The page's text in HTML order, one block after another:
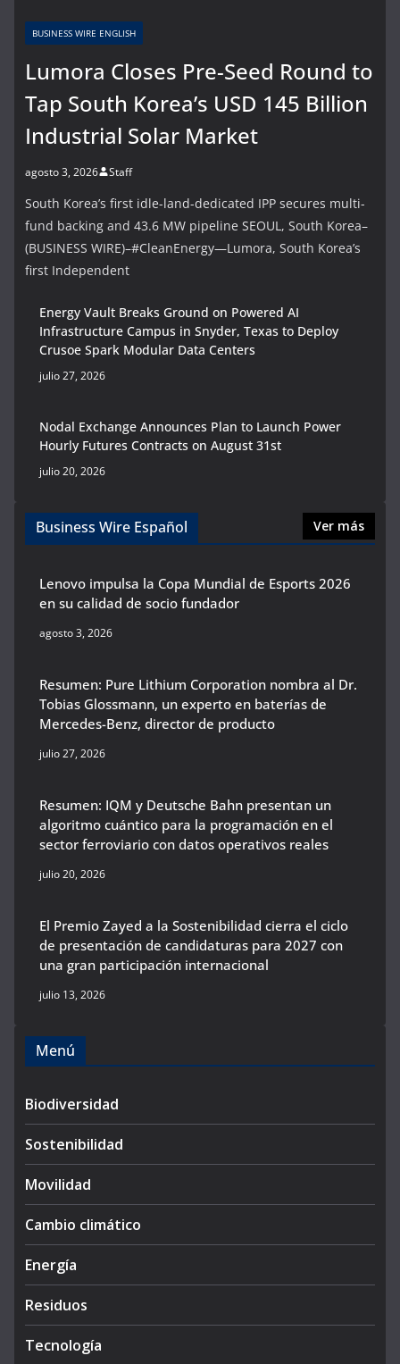
BUSINESS WIRE ENGLISH
Lumora Closes Pre-Seed Round to
Tap South Korea’s USD 145 Billion
Industrial Solar Market
agosto 3, 2026 Staff
South Korea’s first idle-land-dedicated IPP secures multi-
fund backing and 43.6 MW pipeline SEOUL, South Korea–
(BUSINESS WIRE)–#CleanEnergy—Lumora, South Korea’s
first Independent
Energy Vault Breaks Ground on Powered AI
Infrastructure Campus in Snyder, Texas to Deploy
Crusoe Spark Modular Data Centers
julio 27, 2026
Nodal Exchange Announces Plan to Launch Power
Hourly Futures Contracts on August 31st
julio 20, 2026
Business Wire Español Ver más
Lenovo impulsa la Copa Mundial de Esports 2026
en su calidad de socio fundador
agosto 3, 2026
Resumen: Pure Lithium Corporation nombra al Dr.
Tobias Glossmann, un experto en baterías de
Mercedes-Benz, director de producto
julio 27, 2026
Resumen: IQM y Deutsche Bahn presentan un
algoritmo cuántico para la programación en el
sector ferroviario con datos operativos reales
julio 20, 2026
El Premio Zayed a la Sostenibilidad cierra el ciclo
de presentación de candidaturas para 2027 con
una gran participación internacional
julio 13, 2026
Menú
Biodiversidad
Sostenibilidad
Movilidad
Cambio climático
Energía
Residuos
Tecnología